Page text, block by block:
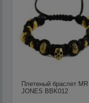
Плетеный браслет MR
JONES BBK012